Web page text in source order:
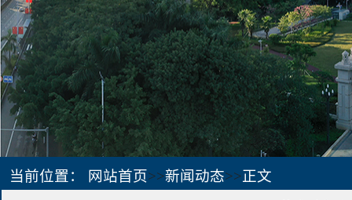
当前位置： 网站首页>>新闻动态>>正文